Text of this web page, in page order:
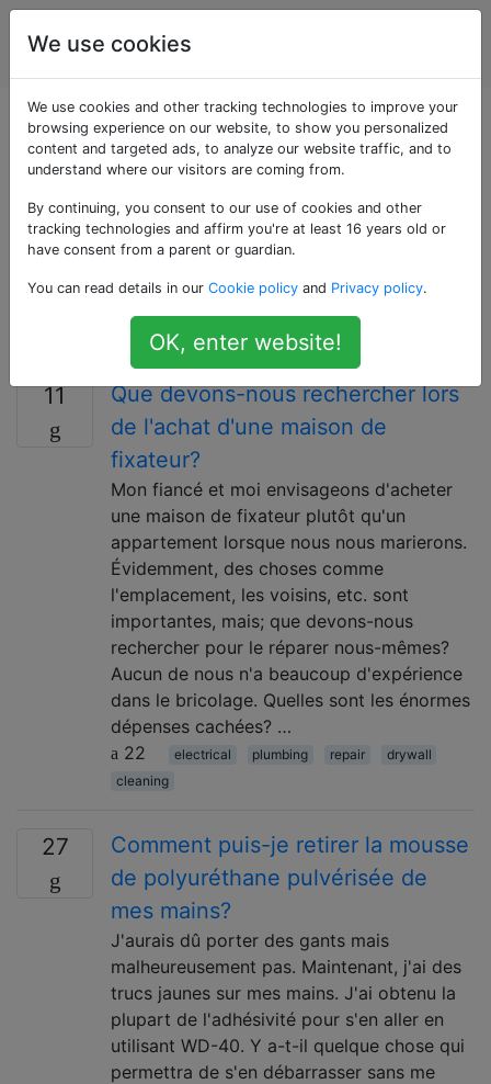
Amélioration
de l'habitat
Questions marquées
«cleaning»
Pour les questions relatives à l'élimination de la saleté,
de diverses surfaces et matériaux poreux, y compris
les méthodes, les outils et les fournitures, et les
résultats attendus.
11
Que devons-nous rechercher lors
de l'achat d'une maison de
fixateur?
Mon fiancé et moi envisageons d'acheter
une maison de fixateur plutôt qu'un
appartement lorsque nous nous marierons.
Évidemment, des choses comme
l'emplacement, les voisins, etc. sont
importantes, mais; que devons-nous
rechercher pour le réparer nous-mêmes?
Aucun de nous n'a beaucoup d'expérience
dans le bricolage. Quelles sont les énormes
dépenses cachées? …
22
electrical plumbing repair
drywall
cleaning
27
Comment puis-je retirer la mousse
de polyuréthane pulvérisée de
mes mains?
J'aurais dû porter des gants mais
malheureusement pas. Maintenant, j'ai des
trucs jaunes sur mes mains. J'ai obtenu la
plupart de l'adhésivité pour s'en aller en
utilisant WD-40. Y a-t-il quelque chose qui
permettra de s'en débarrasser sans me
We use cookies
We use cookies and other tracking technologies to improve your
browsing experience on our website, to show you personalized
content and targeted ads, to analyze our website traffic, and to
understand where our visitors are coming from.
By continuing, you consent to our use of cookies and other
tracking technologies and affirm you're at least 16 years old or
have consent from a parent or guardian.
You can read details in our Cookie policy and Privacy policy.
OK, enter website!